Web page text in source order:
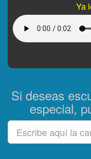
Ya
Si deseas
especial,